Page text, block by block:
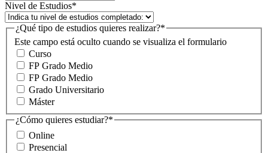
Nivel de Estudios*
Este campo está oculto cuando se visualiza el formulario
¿Qué tipo de estudios quieres realizar?*
Curso
FP Grado Medio
FP Grado Medio
Grado Universitario
Máster
¿Cómo quieres estudiar?*
Online
Presencial